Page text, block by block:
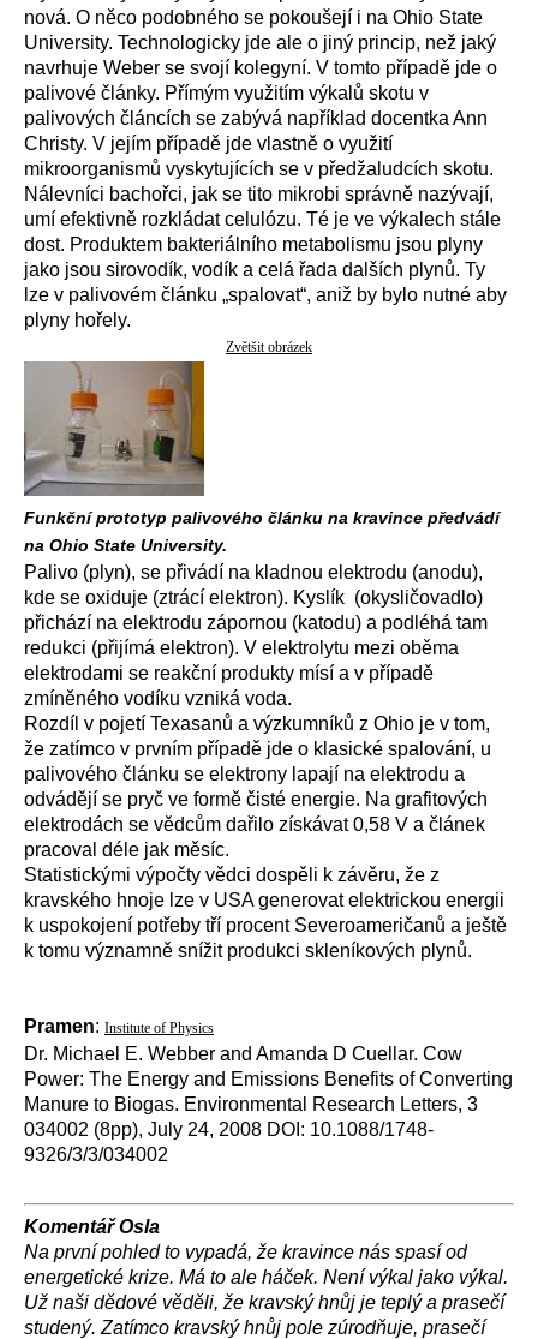
nová. O něco podobného se pokoušejí i na Ohio State
University. Technologicky jde ale o jiný princip, než jaký
navrhuje Weber se svojí kolegyní. V tomto případě jde o
palivové články. Přímým využitím výkalů skotu v
palivových článcích se zabývá například docentka Ann
Christy. V jejím případě jde vlastně o využití
mikroorganismů vyskytujících se v předžaludcích skotu.
Nálevníci bachořci, jak se tito mikrobi správně nazývají,
umí efektivně rozkládat celulózu. Té je ve výkalech stále
dost. Produktem bakteriálního metabolismu jsou plyny
jako jsou sirovodík, vodík a celá řada dalších plynů. Ty
lze v palivovém článku „spalovat“, aniž by bylo nutné aby
plyny hořely.
Zvětšit obrázek
Funkční prototyp palivového článku na kravince předvádí
na Ohio State University.
Palivo (plyn), se přivádí na kladnou elektrodu (anodu),
kde se oxiduje (ztrácí elektron). Kyslík (okysličovadlo)
přichází na elektrodu zápornou (katodu) a podléhá tam
redukci (přijímá elektron). V elektrolytu mezi oběma
elektrodami se reakční produkty mísí a v případě
zmíněného vodíku vzniká voda.
Rozdíl v pojetí Texasanů a výzkumníků z Ohio je v tom,
že zatímco v prvním případě jde o klasické spalování, u
palivového článku se elektrony lapají na elektrodu a
odvádějí se pryč ve formě čisté energie. Na grafitových
elektrodách se vědcům dařilo získávat 0,58 V a článek
pracoval déle jak měsíc.
Statistickými výpočty vědci dospěli k závěru, že z
kravského hnoje lze v USA generovat elektrickou energii
k uspokojení potřeby tří procent Severoameričanů a ještě
k tomu významně snížit produkci skleníkových plynů.
Pramen: Institute of Physics
Dr. Michael E. Webber and Amanda D Cuellar. Cow
Power: The Energy and Emissions Benefits of Converting
Manure to Biogas. Environmental Research Letters, 3
034002 (8pp), July 24, 2008 DOI: 10.1088/1748-
9326/3/3/034002
Komentář Osla
Na první pohled to vypadá, že kravince nás spasí od
energetické krize. Má to ale háček. Není výkal jako výkal.
Už naši dědové věděli, že kravský hnůj je teplý a prasečí
studený. Zatímco kravský hnůj pole zúrodňuje, prasečí